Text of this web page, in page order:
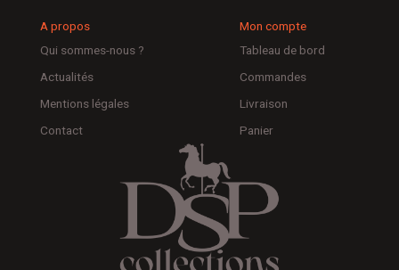
A propos
Qui sommes-nous ?
Actualités
Mentions légales
Contact
Mon compte
Tableau de bord
Commandes
Livraison
Panier